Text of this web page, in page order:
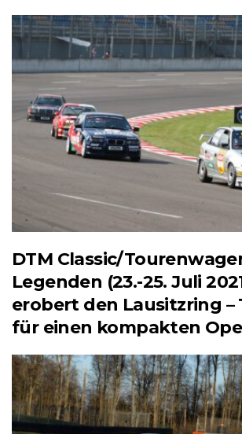
DTM Classic/
Legenden (23.-25. Juli
erobert den Lausitzring –
für einen kompakten